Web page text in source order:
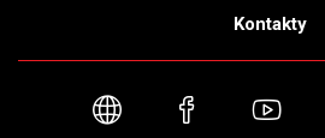
Kontakty
Webové stránky
Facebook